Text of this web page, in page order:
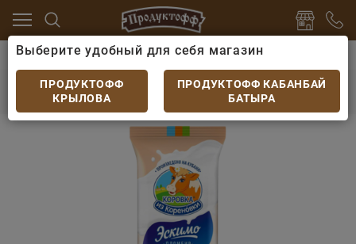
яйцо Мороженое
Мороженое Коровка пломбир
Мороженое Коровка пломбир ваниль в
шоколадной глазури 70гр
Выберите удобный для себя магазин
ПРОДУКТОФФ
КРЫЛОВА
ПРОДУКТОФФ КАБАНБАЙ
БАТЫРА